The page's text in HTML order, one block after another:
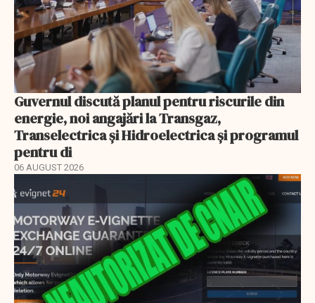
Guvernul discută planul pentru riscurile din
energie, noi angajări la Transgaz,
Transelectrica și Hidroelectrica și programul
pentru di
06 AUGUST 2026